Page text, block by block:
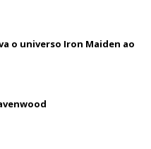
o universo Iron Maiden ao